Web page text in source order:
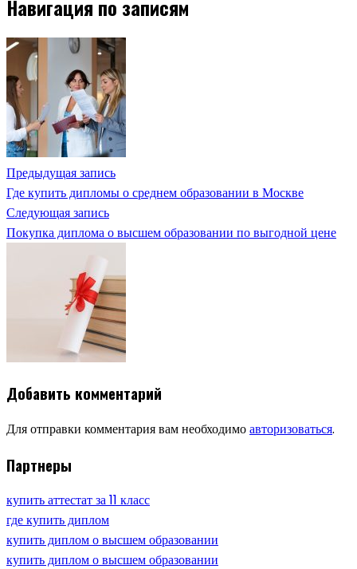
Навигация по записям
Предыдущая запись
Где купить дипломы о среднем образовании в Москве
Следующая запись
Покупка диплома о высшем образовании по выгодной цене
Добавить комментарий
Для отправки комментария вам необходимоавторизоваться.
Партнеры
купить аттестат за 11 класс
где купить диплом
купить диплом о высшем образовании
купить диплом о высшем образовании